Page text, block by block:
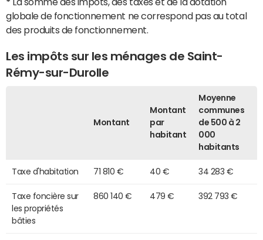
globale de fonctionnement ne correspond pas au total
des produits de fonctionnement.
Les impôts sur les ménages de Saint-
Rémy-sur-Durolle
Montant
Montant
par
habitant
Moyenne
communes
de 500 à 2
000
habitants
Taxe d'habitation 71 810 € 40 € 34 283 €
Taxe foncière sur
les propriétés
bâties
860 140 € 479 € 392 793 €